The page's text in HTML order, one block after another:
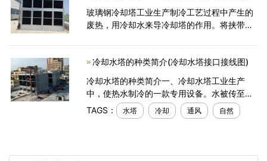
玻璃钢冷却塔工业生产制冷工艺过程中产生的
废热，用冷却水来导冷却塔的作用。将挟带废
境中。冷却塔应
冷却水塔的种类简介(冷却水塔接口接线图)
冷却水塔的种类简介一、冷却水塔工业生产
中，使热水制冷的一款专用设备。水被传至塔
里，使水和大气相互之间实现换热，或热、质
互换，以实现减低水溫的主要目的。二、湿式
TAGS： 水塔 冷却 通风 自然